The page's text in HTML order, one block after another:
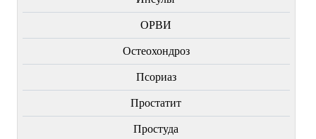
ОРВИ
Остеохондроз
Пcориаз
Простатит
Простуда